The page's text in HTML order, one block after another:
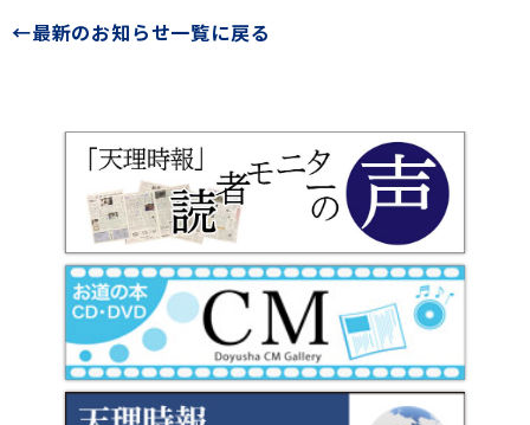
←最新のお知らせ一覧に戻る